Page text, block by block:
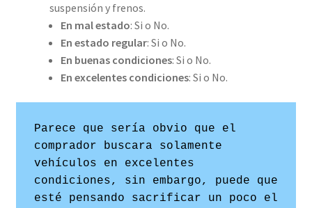
suspensión y frenos.
En mal estado: Si o No.
En estado regular: Si o No.
En buenas condiciones: Si o No.
En excelentes condiciones: Si o No.
Parece que sería obvio que el
comprador buscara solamente
vehículos en excelentes
condiciones, sin embargo, puede que
esté pensando sacrificar un poco el